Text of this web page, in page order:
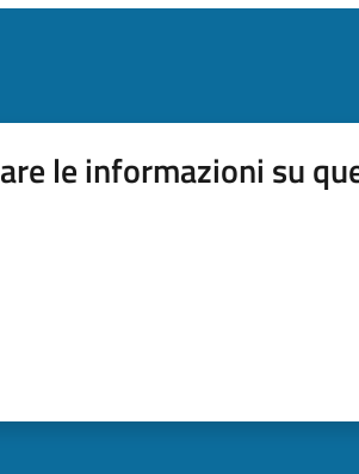
le informazioni su